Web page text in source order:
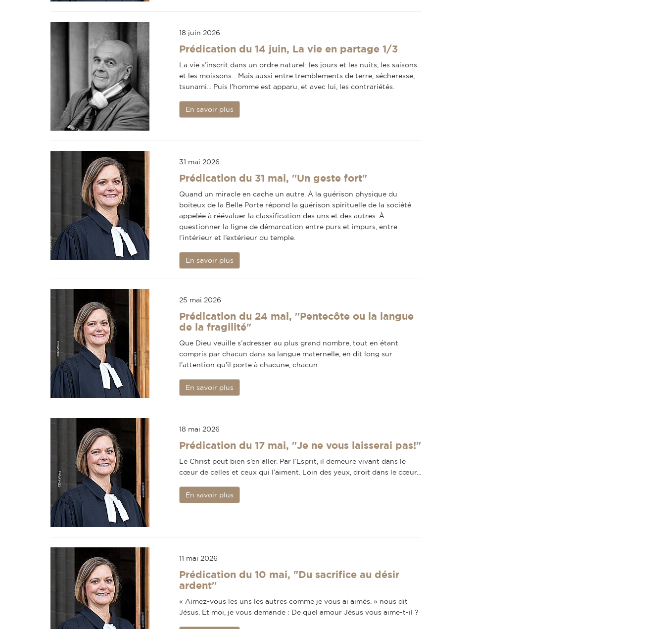
18 juin 2026
Prédication du 14 juin, La vie en partage 1/3
La vie s’inscrit dans un ordre naturel: les jours et les nuits, les saisons
et les moissons... Mais aussi entre tremblements de terre, sécheresse,
tsunami... Puis l’homme est apparu, et avec lui, les contrariétés.
En savoir plus
31 mai 2026
Prédication du 31 mai, "Un geste fort"
Quand un miracle en cache un autre. À la guérison physique du
boiteux de la Belle Porte répond la guérison spirituelle de la société
appelée à réévaluer la classification des uns et des autres. À
questionner la ligne de démarcation entre purs et impurs, entre
l’intérieur et l’extérieur du temple.
En savoir plus
25 mai 2026
Prédication du 24 mai, "Pentecôte ou la langue
de la fragilité"
Que Dieu veuille s’adresser au plus grand nombre, tout en étant
compris par chacun dans sa langue maternelle, en dit long sur
l’attention qu’il porte à chacune, chacun.
En savoir plus
18 mai 2026
Prédication du 17 mai, "Je ne vous laisserai pas!"
Le Christ peut bien s’en aller. Par l’Esprit, il demeure vivant dans le
cœur de celles et ceux qui l’aiment. Loin des yeux, droit dans le cœur…
En savoir plus
11 mai 2026
Prédication du 10 mai, "Du sacrifice au désir
ardent"
« Aimez-vous les uns les autres comme je vous ai aimés. » nous dit
Jésus. Et moi, je vous demande : De quel amour Jésus vous aime-t-il ?